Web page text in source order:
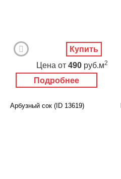
Подробнее
Цена от 490 руб.м2
Купить
Арбузный сок (ID 13619)